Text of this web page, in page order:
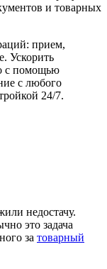
и товарных
прием,
Ускорить
с помощью
с любого
24/7.
недостачу.
это задача
за товарный